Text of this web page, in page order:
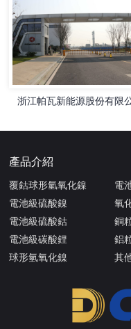
浙江帕瓦新能源股份有限
產品介紹
覆鈷球形氫氧化鎳
電池級硫酸鎳
電池級硫酸鈷
電池級碳酸鋰
球形氫氧化鎳
電
氧
銅
鋁
其